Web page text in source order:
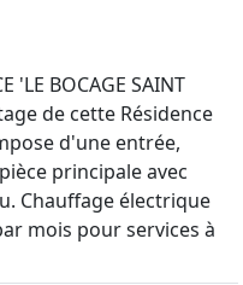
'LE BOCAGE SAINT
de cette Résidence
d'une entrée,
principale avec
Chauffage électrique
mois pour services à